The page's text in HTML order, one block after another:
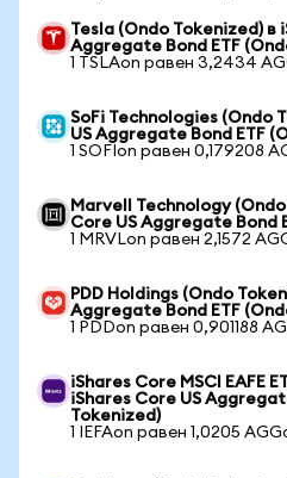
Tesla (Ondo Tokenized) в
Aggregate Bond ETF
1 TSLAon равен 3,2434
SoFi Technologies (Ondo
US Aggregate Bond ETF
1 SOFIon равен 0,179208
Marvell Technology
Core US Aggregate Bond
1 MRVLon равен 2,1572
PDD Holdings (Ondo
Aggregate Bond ETF
1 PDDon равен 0,901188
iShares Core MSCI EAFE
iShares Core US
Tokenized)
1 IEFAon равен 1,0205